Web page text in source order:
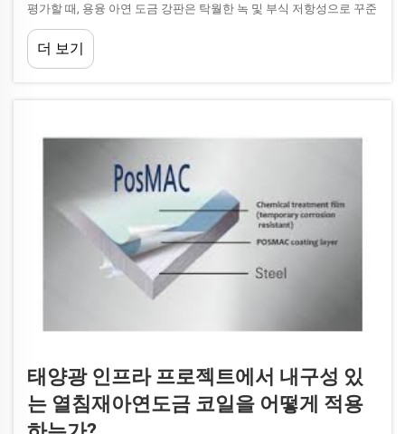
평가할 때, 용융 아연 도금 강판은 탁월한 녹 및 부식 저항성으로 꾸준
히 두각을 나타냅니다. 이 소재는 강판을 용융 아연 용액에 담그는 방
식으로 제조됩니다...
더 보기
태양광 인프라 프로젝트에서 내구성 있
는 열침재아연도금 코일을 어떻게 적용